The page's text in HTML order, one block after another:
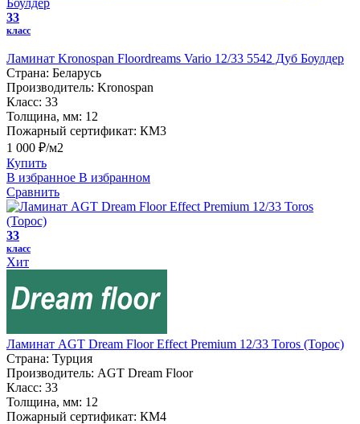
33
класс
Ламинат Kronospan Floordreams Vario 12/33 5542 Дуб Боулдер
Страна: Беларусь
Производитель: Kronospan
Класс: 33
Толщина, мм: 12
Пожарный сертификат: КМ3
1 000 ₽/м2
Купить
В избранное В избранном
Сравнить
33
класс
Хит
Ламинат AGT Dream Floor Effect Premium 12/33 Toros (Торос)
Страна: Турция
Производитель: AGT Dream Floor
Класс: 33
Толщина, мм: 12
Пожарный сертификат: КМ4